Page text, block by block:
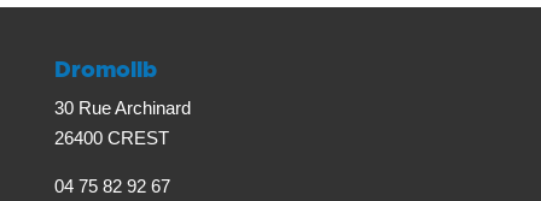
Dromolib
30 Rue Archinard
26400 CREST
04 75 82 92 67